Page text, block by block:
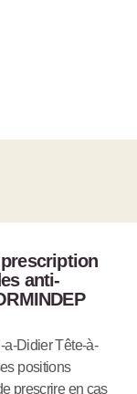
anti-
a-Didier Tête-à-
positions
prescrire en cas